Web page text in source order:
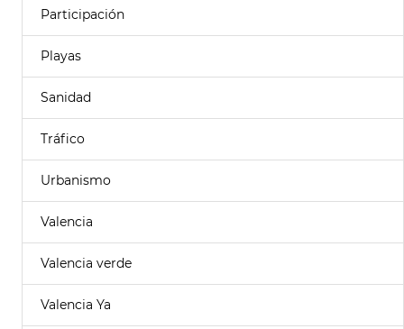
Participación
Playas
Sanidad
Tráfico
Urbanismo
Valencia
Valencia verde
Valencia Ya